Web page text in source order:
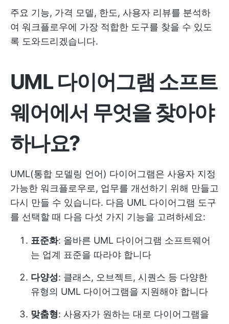
주요 기능, 가격 모델, 한도, 사용자 리뷰를 분석하
여 워크플로우에 가장 적합한 도구를 찾을 수 있도
록 도와드리겠습니다.
UML 다이어그램 소프트
웨어에서 무엇을 찾아야
하나요?
UML(통합 모델링 언어) 다이어그램은 사용자 지정
가능한 워크플로우로, 업무를 개선하기 위해 만들고
다시 만들 수 있습니다. 다음 UML 다이어그램 도구
를 선택할 때 다음 다섯 가지 기능을 고려하세요:
표준화: 올바른 UML 다이어그램 소프트웨어
는 업계 표준을 따라야 합니다
다양성: 클래스, 오브젝트, 시퀀스 등 다양한
유형의 UML 다이어그램을 지원해야 합니다
맞춤형: 사용자가 원하는 대로 다이어그램을